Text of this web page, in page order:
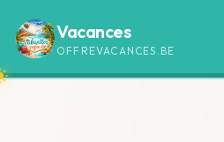
Vacances
OFFREVACANCES.BE